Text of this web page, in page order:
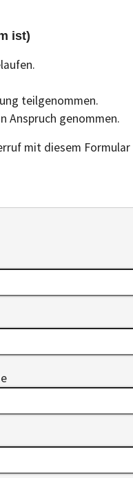
ist)
teilgenommen.
Anspruch genommen.
mit diesem Formular